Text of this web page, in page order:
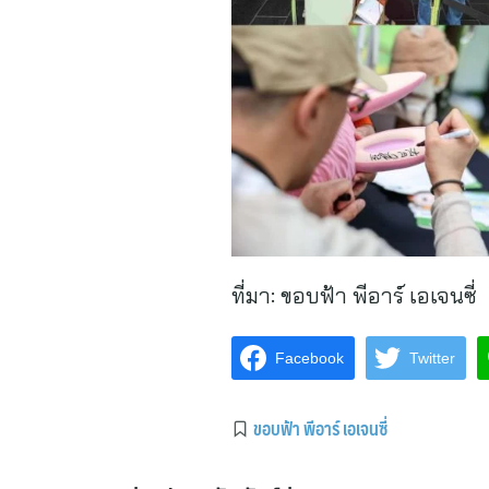
ที่มา: ขอบฟ้า พีอาร์ เอเจนซี่
Facebook Twitter
ขอบฟ้า พีอาร์ เอเจนซี่